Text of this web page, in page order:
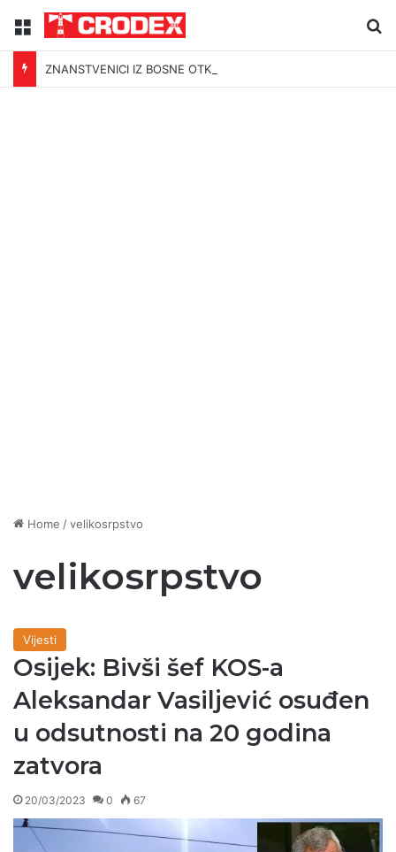
Menu
ZNANSTVENICI IZ BOSNE OTKRILI NACIZAM U – BOSNI!
Home /velikosrpstvo
velikosrpstvo
Vijesti
Osijek: Bivši šef KOS-a
Aleksandar Vasiljević osuđen
u odsutnosti na 20 godina
zatvora
20/03/2023 0 67